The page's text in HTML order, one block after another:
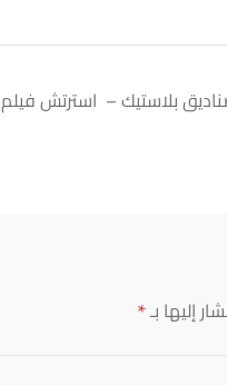
بلاستيك – استرتش فيلم
إليها بـ*